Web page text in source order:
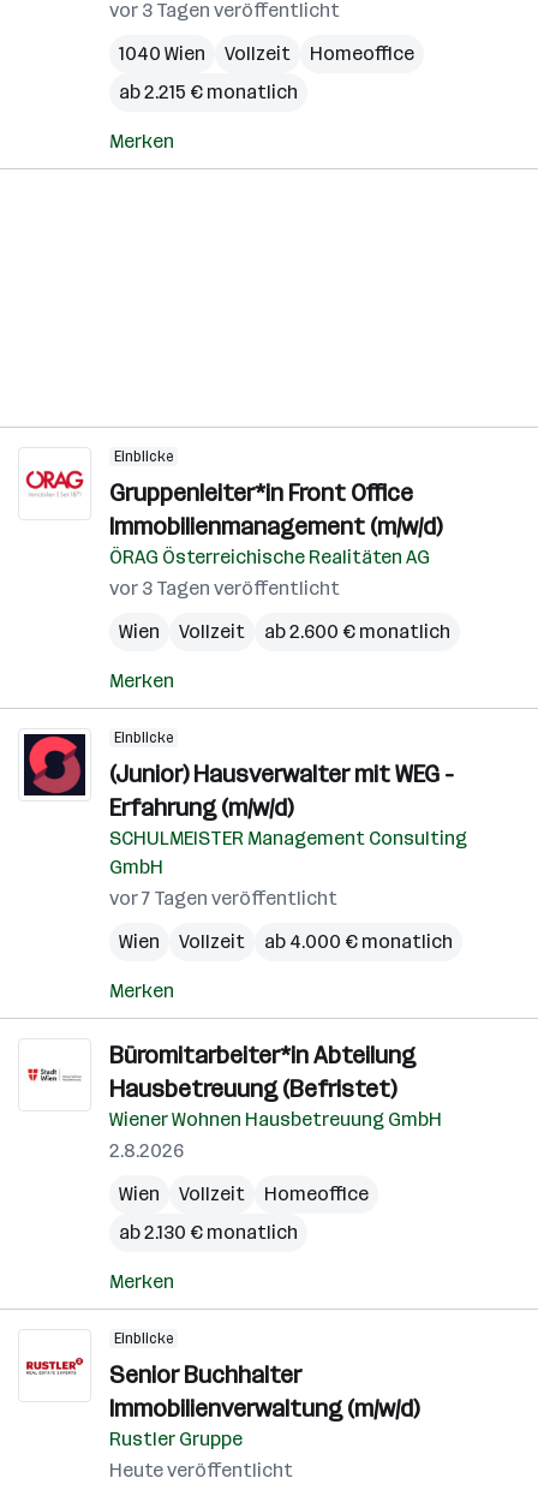
vor 3 Tagen veröffentlicht
1040 Wien
Vollzeit
Homeoffice
ab 2.215 € monatlich
Merken
Einblicke
Gruppenleiter*in Front Office
Immobilienmanagement (m/w/d)
ÖRAG Österreichische Realitäten AG
vor 3 Tagen veröffentlicht
Wien
Vollzeit ab 2.600 € monatlich
Merken
Einblicke
(Junior) Hausverwalter mit WEG -
Erfahrung (m/w/d)
SCHULMEISTER Management Consulting
GmbH
vor 7 Tagen veröffentlicht
Wien
Vollzeit ab 4.000 € monatlich
Merken
Büromitarbeiter*in Abteilung
Hausbetreuung (Befristet)
Wiener Wohnen Hausbetreuung GmbH
2.8.2026
Wien
Vollzeit
Homeoffice
ab 2.130 € monatlich
Merken
Einblicke
Senior Buchhalter
Immobilienverwaltung (m/w/d)
Rustler Gruppe
Heute veröffentlicht